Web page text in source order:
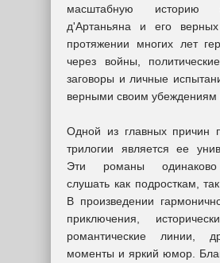
масштабную историю
д'Артаньяна и его
протяжении многих лет
через войны,
заговоры и личные
верными своим убеждениям
Одной из главных причин
трилогии является ее
Эти романы одинаково
слушать как подросткам,
В произведении
приключения,
романтические линии,
моменты и яркий юмор.